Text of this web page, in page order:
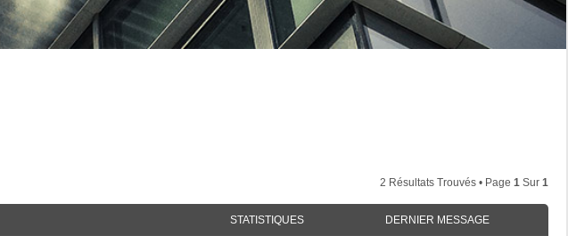
2 Résultats Trouvés • Page 1 Sur 1
STATISTIQUES DERNIER MESSAGE